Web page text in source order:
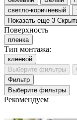
светло-коричневый
Показать еще 3
Поверхность
пленка
Тип монтажа:
клеевой
Выберите фильтры
Фильтр
Выберите фильтры
Рекомендуем